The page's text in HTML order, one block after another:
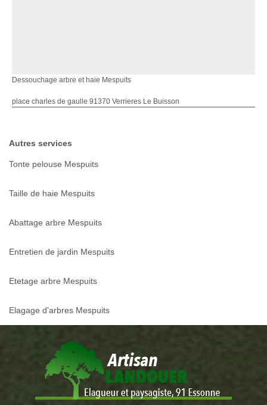
Dessouchage arbre et haie Mespuits
place charles de gaulle 91370 Verrieres Le Buisson
Autres services
Tonte pelouse Mespuits
Taille de haie Mespuits
Abattage arbre Mespuits
Entretien de jardin Mespuits
Etetage arbre Mespuits
Elagage d'arbres Mespuits